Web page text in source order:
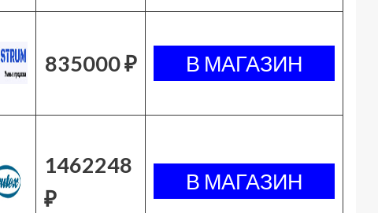
835000 ₽
1462248
₽